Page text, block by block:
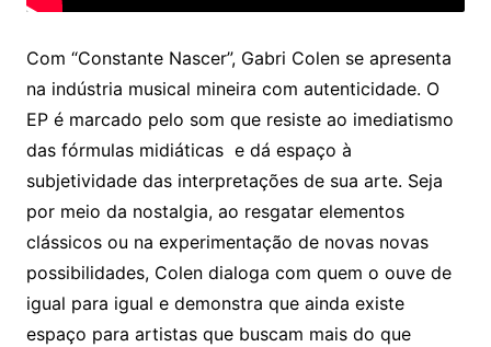
Com “Constante Nascer”, Gabri Colen se apresenta
na indústria musical mineira com autenticidade. O
EP é marcado pelo som que resiste ao imediatismo
das fórmulas midiáticas e dá espaço à
subjetividade das interpretações de sua arte. Seja
por meio da nostalgia, ao resgatar elementos
clássicos ou na experimentação de novas novas
possibilidades, Colen dialoga com quem o ouve de
igual para igual e demonstra que ainda existe
espaço para artistas que buscam mais do que